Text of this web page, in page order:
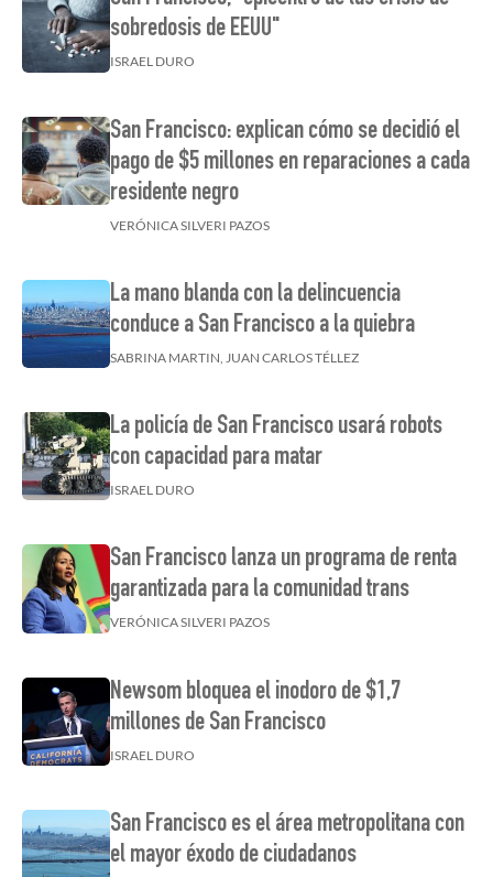
sobredosis de EEUU"
ISRAEL DURO
San Francisco: explican cómo se decidió el
pago de $5 millones en reparaciones a cada
residente negro
VERÓNICA SILVERI PAZOS
La mano blanda con la delincuencia
conduce a San Francisco a la quiebra
SABRINA MARTIN, JUAN CARLOS TÉLLEZ
La policía de San Francisco usará robots
con capacidad para matar
ISRAEL DURO
San Francisco lanza un programa de renta
garantizada para la comunidad trans
VERÓNICA SILVERI PAZOS
Newsom bloquea el inodoro de $1,7
millones de San Francisco
ISRAEL DURO
San Francisco es el área metropolitana con
el mayor éxodo de ciudadanos